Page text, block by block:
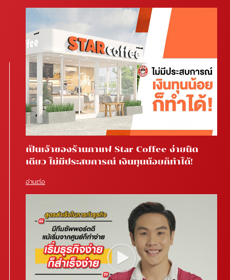
เป็นเจ้าของร้านกาแฟ Star Coffee ง่ายนิด
เดียว ไม่มีประสบการณ์ เงินทุนน้อยก็ทำได้!
อ่านต่อ